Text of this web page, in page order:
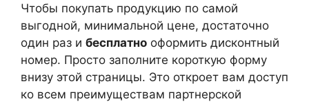
Чтобы покупать продукцию по самой
выгодной, минимальной цене, достаточно
один раз и бесплатно оформить дисконтный
номер. Просто заполните короткую форму
внизу этой страницы. Это откроет вам доступ
ко всем преимуществам партнерской